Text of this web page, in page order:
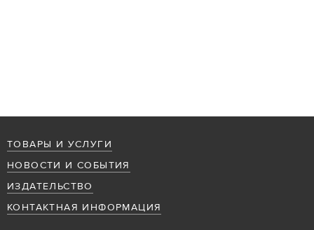
ТОВАРЫ И УСЛУГИ
НОВОСТИ И СОБЫТИЯ
ИЗДАТЕЛЬСТВО
КОНТАКТНАЯ ИНФОРМАЦИЯ